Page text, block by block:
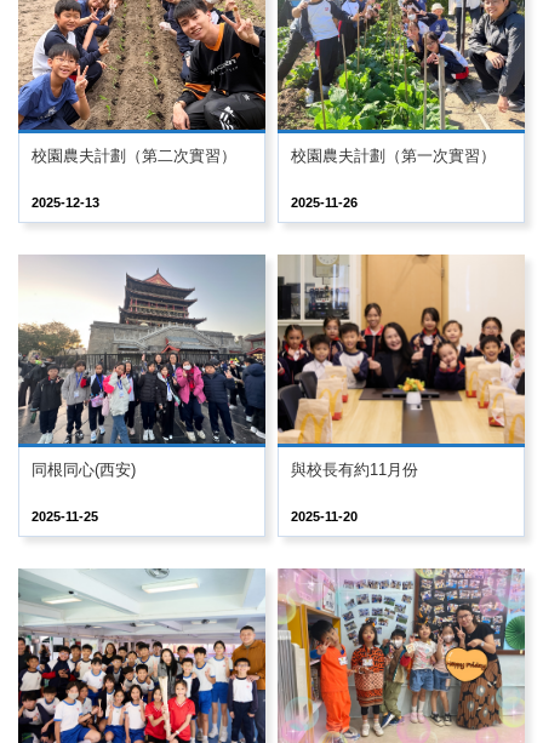
校園農夫計劃（第二次實習）
2025-12-13
校園農夫計劃（第一次實習）
2025-11-26
同根同心(西安)
2025-11-25
與校長有約11月份
2025-11-20